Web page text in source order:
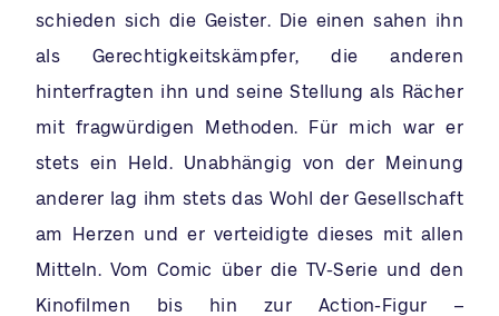
schieden sich die Geister. Die einen sahen ihn
als Gerechtigkeitskämpfer, die anderen
hinterfragten ihn und seine Stellung als Rächer
mit fragwürdigen Methoden. Für mich war er
stets ein Held. Unabhängig von der Meinung
anderer lag ihm stets das Wohl der Gesellschaft
am Herzen und er verteidigte dieses mit allen
Mitteln. Vom Comic über die TV-Serie und den
Kinofilmen bis hin zur Action-Figur –